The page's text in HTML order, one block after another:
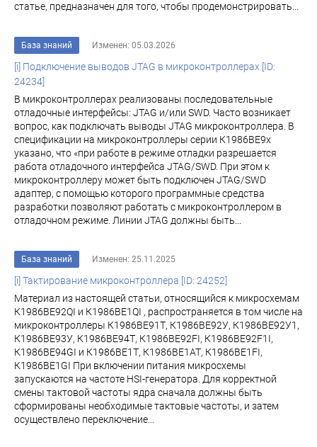
статье, предназначен для того, чтобы продемонстрировать...
База знаний Изменен: 05.03.2026
[i] Подключение выводов JTAG в микроконтроллерах [ID:
24234]
В микроконтроллерах реализованы последовательные
отладочные интерфейсы: JTAG и/или SWD. Часто возникает
вопрос, как подключать выводы JTAG микроконтроллера. В
спецификации на микроконтроллеры серии К1986ВЕ9х
указано, что «при работе в режиме отладки разрешается
работа отладочного интерфейса JTAG/SWD. При этом к
микроконтроллеру может быть подключен JTAG/SWD
адаптер, с помощью которого программные средства
разработки позволяют работать с микроконтроллером в
отладочном режиме. Линии JTAG должны быть...
База знаний Изменен: 25.11.2025
[i] Тактирование микроконтроллера [ID: 24252]
Материал из настоящей статьи, относящийся к микросхемам
К1986ВЕ92QI и К1986ВЕ1QI , распространяется в том числе на
микроконтроллеры К1986ВЕ91Т, К1986ВЕ92У, К1986ВЕ92У1,
К1986ВЕ93У, К1986ВЕ94Т, К1986ВЕ92FI, К1986ВЕ92F1I,
К1986ВЕ94GI и К1986ВЕ1Т, К1986ВЕ1АТ, К1986ВЕ1FI,
К1986ВЕ1GI При включении питания микросхемы
запускаются на частоте HSI-генератора. Для корректной
смены тактовой частоты ядра сначала должны быть
сформированы необходимые тактовые частоты, и затем
осуществлено переключение...